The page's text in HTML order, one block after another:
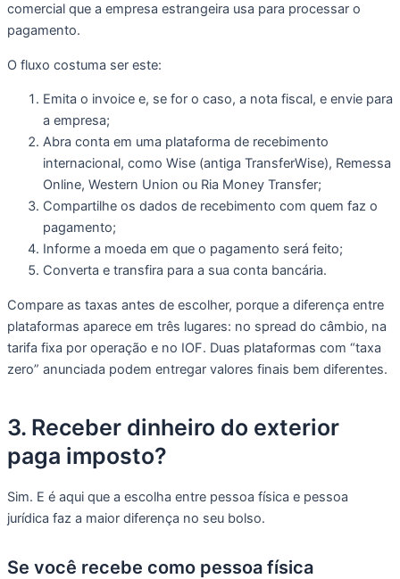
comercial que a empresa estrangeira usa para processar o
pagamento.
O fluxo costuma ser este:
Emita o invoice e, se for o caso, a nota fiscal, e envie para
a empresa;
Abra conta em uma plataforma de recebimento
internacional, como Wise (antiga TransferWise), Remessa
Online, Western Union ou Ria Money Transfer;
Compartilhe os dados de recebimento com quem faz o
pagamento;
Informe a moeda em que o pagamento será feito;
Converta e transfira para a sua conta bancária.
Compare as taxas antes de escolher, porque a diferença entre
plataformas aparece em três lugares: no spread do câmbio, na
tarifa fixa por operação e no IOF. Duas plataformas com “taxa
zero” anunciada podem entregar valores finais bem diferentes.
3. Receber dinheiro do exterior
paga imposto?
Sim. E é aqui que a escolha entre pessoa física e pessoa
jurídica faz a maior diferença no seu bolso.
Se você recebe como pessoa física